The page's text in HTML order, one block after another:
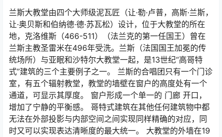
兰斯大教堂由四个大师级泥瓦匠（让·勒·卢普，高斯·兰斯，
让·奥贝斯和伯纳德·德·苏瓦松）设计，位于大教堂的所在
地，克洛维斯（466-511）（法兰克的第一任​​国王）曾在
兰斯主教圣雷米在496年受洗。兰斯（法国国王加冕的传
统场所）与亚眠和沙特尔大教堂一起，是13世纪“高哥特
式”建筑的三个主要例子之一。 兰斯的合唱团只有一个门诊
室，有五个辐射教堂，教堂的墙壁在窗户的高度处有一个
通道，可显示其厚度。 窗户形成一个单一的 门廊 开口，
增加了宁静的平衡感。 哥特式建筑在其他任何建筑物中都
无法在外部投影与内部空间之间实现同样精确的对应，同
时又可以实现表达清晰度的最大统一。 大教堂的外墙在19